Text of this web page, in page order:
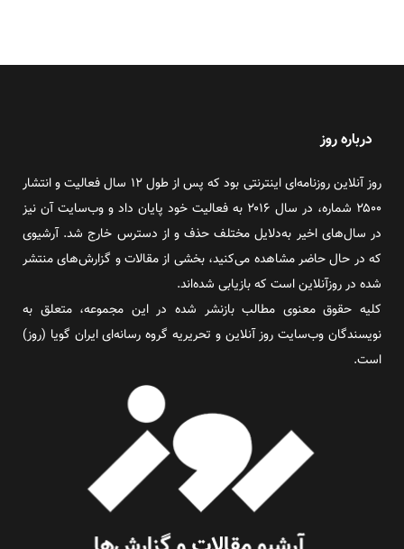
درباره روز
روز آنلاین روزنامه‌ای اینترنتی بود که پس از طول ۱۲ سال فعالیت و انتشار
۲۵۰۰ شماره، در سال ۲۰۱۶ به فعالیت خود پایان داد و وب‌سایت آن نیز
در سال‌های اخیر به‌دلایل مختلف حذف و از دسترس خارج شد. آرشیوی
که در حال حاضر مشاهده می‌کنید، بخشی از مقالات و گزارش‌های منتشر
شده در روزآنلاین است که بازیابی شده‌اند.
کلیه حقوق معنوی مطالب بازنشر شده در این مجموعه، متعلق به
نویسندگان وب‌سایت روز آنلاین و تحریریه گروه رسانه‌ای ایران گویا (روز)
است.